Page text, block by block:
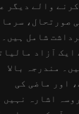
والے دیگر
صورتحال،
شامل
ایک آزاد
مندرجہ بالا
اور ماضی کی
اشارہ نہیں